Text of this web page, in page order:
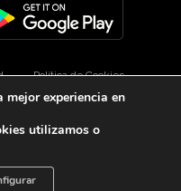
Política de Cookies
3Com Maketing
experiencia en
utilizamos o